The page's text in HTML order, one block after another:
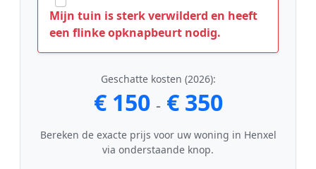
Mijn tuin is sterk verwilderd en heeft
een flinke opknapbeurt nodig.
Geschatte kosten (2026):
€ 150 - € 350
Bereken de exacte prijs voor uw woning in Henxel
via onderstaande knop.